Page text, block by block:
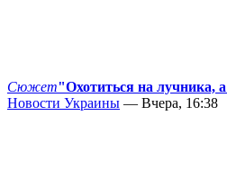
Сюжет"Охотиться на лучника,
Новости Украины — Вчера, 16:38